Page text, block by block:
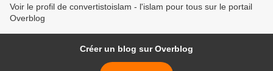
Voir le profil de convertistoislam - l'islam pour tous sur le portail
Overblog
Créer un blog sur Overblog